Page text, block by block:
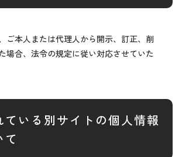
ご本人または代理人から開示、訂正、削
場合、法令の規定に従い対応させていた
ている別サイトの個人情報
て